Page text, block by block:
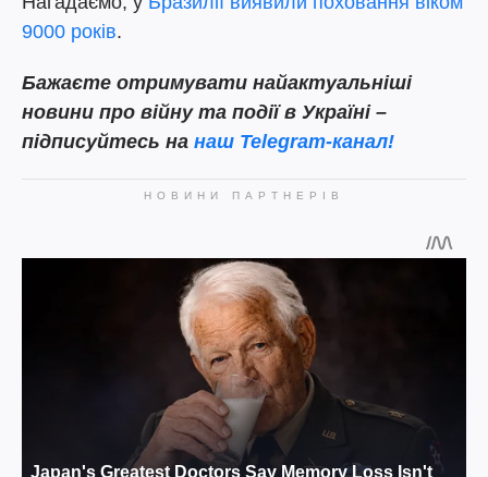
9000 років.
Бажаєте отримувати найактуальніші
новини про війну та події в Україні –
підписуйтесь на наш Telegram-канал!